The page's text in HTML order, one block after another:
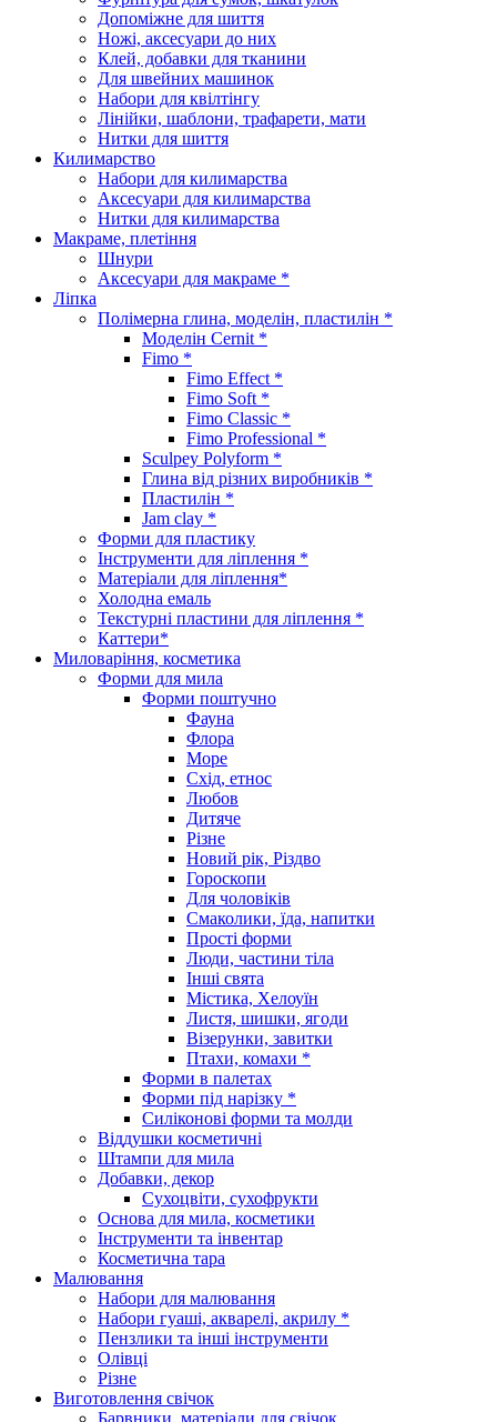
Допоміжне для шиття
Ножі, аксесуари до них
Клей, добавки для тканини
Для швейних машинок
Набори для квілтінгу
Лінійки, шаблони, трафарети, мати
Нитки для шиття
Килимарство
Набори для килимарства
Аксесуари для килимарства
Нитки для килимарства
Макраме, плетіння
Шнури
Аксесуари для макраме *
Ліпка
Полімерна глина, моделін, пластилін *
Моделін Cernit *
Fimo *
Fimo Effect *
Fimo Soft *
Fimo Classic *
Fimo Professional *
Sculpey Polyform *
Глина від різних виробників *
Пластилін *
Jam clay *
Форми для пластику
Інструменти для ліплення *
Матеріали для ліплення*
Холодна емаль
Текстурні пластини для ліплення *
Каттери*
Миловаріння, косметика
Форми для мила
Форми поштучно
Фауна
Флора
Море
Схід, етнос
Любов
Дитяче
Різне
Новий рік, Різдво
Гороскопи
Для чоловіків
Смаколики, їда, напитки
Прості форми
Люди, частини тіла
Інші свята
Містика, Хелоуїн
Листя, шишки, ягоди
Візерунки, завитки
Птахи, комахи *
Форми в палетах
Форми під нарізку *
Силіконові форми та молди
Віддушки косметичні
Штампи для мила
Добавки, декор
Сухоцвіти, сухофрукти
Основа для мила, косметики
Інструменти та інвентар
Косметична тара
Малювання
Набори для малювання
Набори гуаші, акварелі, акрилу *
Пензлики та інші інструменти
Олівці
Різне
Виготовлення свічок
Барвники, матеріали для свічок